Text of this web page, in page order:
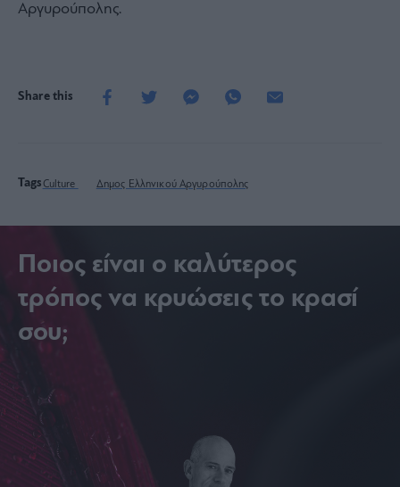
Αργυρούπολης.
Share this
Tags Culture Δημος Ελληνικού Αργυρούπολης
Ποιος είναι ο καλύτερος
τρόπος να κρυώσεις το κρασί
σου;